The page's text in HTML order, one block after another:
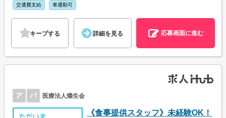
交通費支給 車通勤可
キープする 詳細を見る 応募画面に進む
ア パ 医療法人燦生会
《食事提供スタッフ》未経験OK！